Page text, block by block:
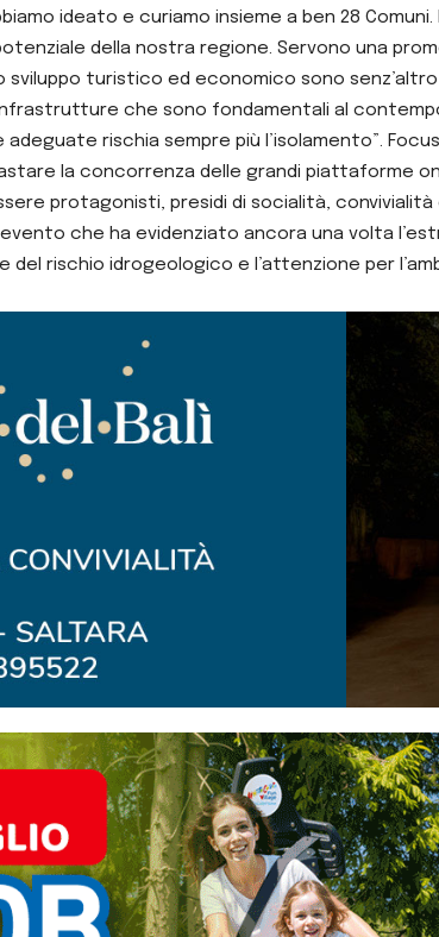
ideato e curiamo insieme a ben 28
della nostra regione. Servono una
turistico ed economico sono
che sono fondamentali al
rischia sempre più l’isolamento”.
la concorrenza delle grandi piattaforme
protagonisti, presidi di socialità, convivialità
evento che ha evidenziato ancora una volta
del rischio idrogeologico e l’attenzione per